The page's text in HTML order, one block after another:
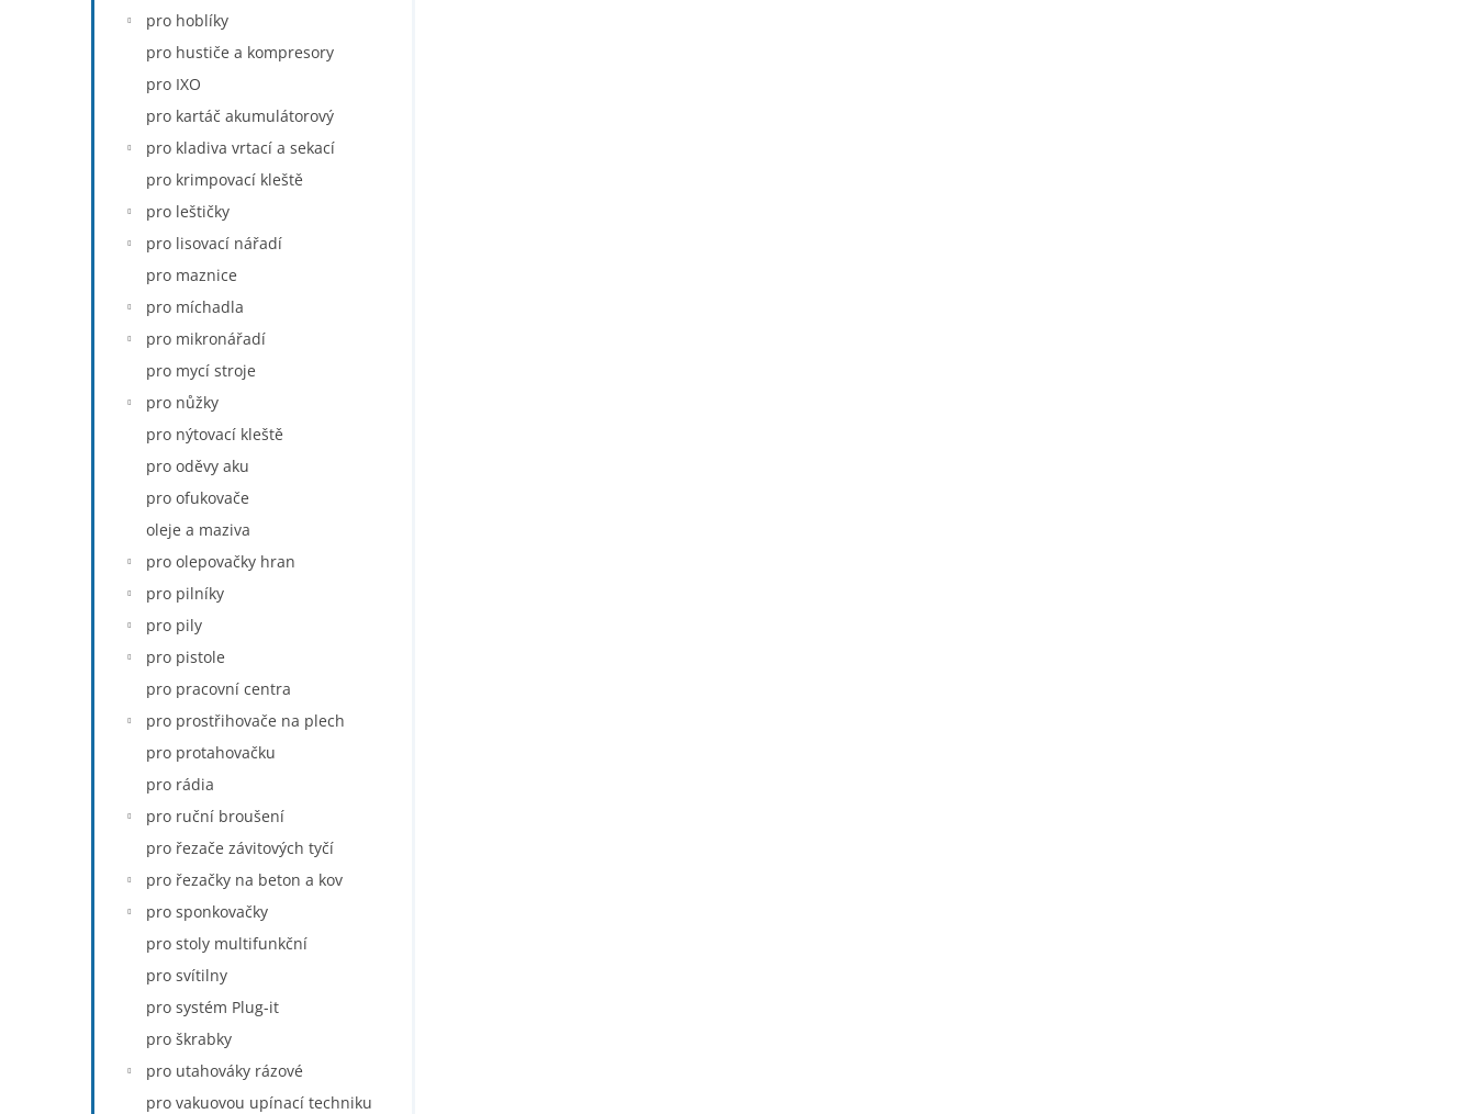
pro hoblíky
pro hustiče a kompresory
pro IXO
pro kartáč akumulátorový
pro kladiva vrtací a sekací
pro krimpovací kleště
pro leštičky
pro lisovací nářadí
pro maznice
pro míchadla
pro mikronářadí
pro mycí stroje
pro nůžky
pro nýtovací kleště
pro oděvy aku
pro ofukovače
oleje a maziva
pro olepovačky hran
pro pilníky
pro pily
pro pistole
pro pracovní centra
pro prostřihovače na plech
pro protahovačku
pro rádia
pro ruční broušení
pro řezače závitových tyčí
pro řezačky na beton a kov
pro sponkovačky
pro stoly multifunkční
pro svítilny
pro systém Plug-it
pro škrabky
pro utahováky rázové
pro vakuovou upínací techniku